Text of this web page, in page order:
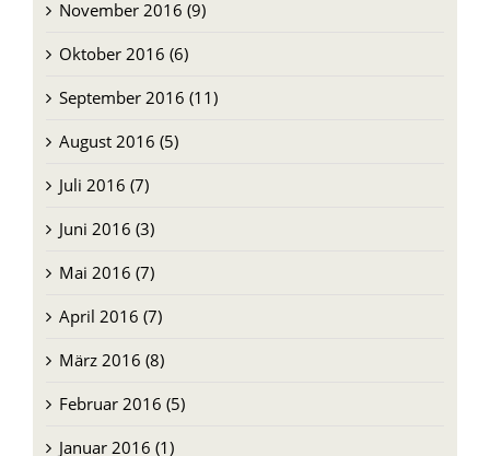
Dezember 2016 (9)
November 2016 (9)
Oktober 2016 (6)
September 2016 (11)
August 2016 (5)
Juli 2016 (7)
Juni 2016 (3)
Mai 2016 (7)
April 2016 (7)
März 2016 (8)
Februar 2016 (5)